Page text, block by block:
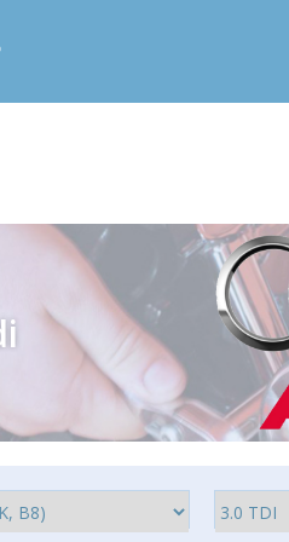
Lunedì-Venerdì 9-12 / 14-17